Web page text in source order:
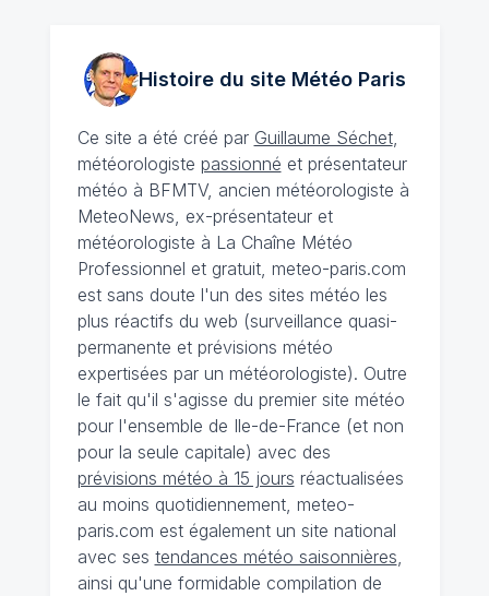
Histoire du site MétéoParis
Ce site a été créé par Guillaume Séchet,
météorologiste passionné et présentateur
météo à BFMTV, ancien météorologiste à
MeteoNews, ex-présentateur et
météorologiste à La Chaîne Météo
Professionnel et gratuit, meteo-paris.com
est sans doute l'un des sites météo les
plus réactifs du web (surveillance quasi-
permanente et prévisions météo
expertisées par un météorologiste). Outre
le fait qu'il s'agisse du premier site météo
pour l'ensemble de Ile-de-France (et non
pour la seule capitale) avec des
prévisions météo à 15 jours réactualisées
au moins quotidiennement, meteo-
paris.com est également un site national
avec ses tendances météo saisonnières,
ainsi qu'une formidable compilation de